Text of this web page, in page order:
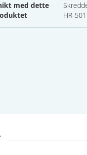
med dette
HR-